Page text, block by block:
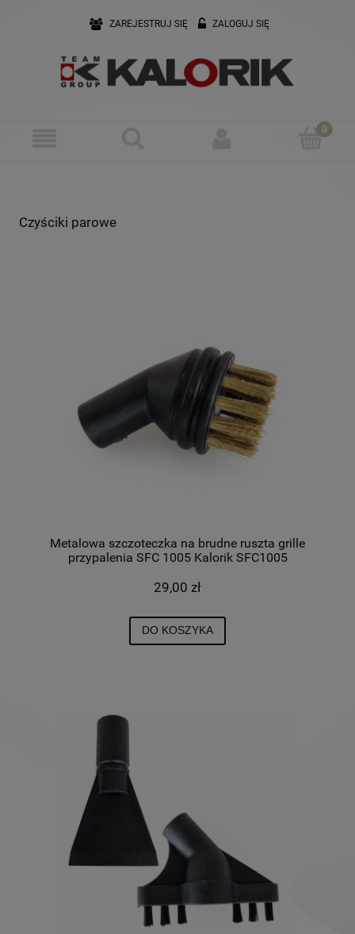
ZAREJESTRUJ SIĘ ZALOGUJ SIĘ
Czyściki parowe
Metalowa szczoteczka na brudne ruszta grille
przypalenia SFC 1005 Kalorik SFC1005
29,00 zł
DO KOSZYKA